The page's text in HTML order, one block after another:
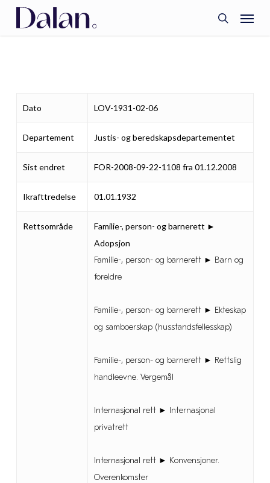
Skip
search
Menu
Dato LOV-1931-02-06
Departement Justis- og beredskapsdepartementet
Sist endret FOR-2008-09-22-1108 fra 01.12.2008
Ikrafttredelse 01.01.1932
Rettsområde
Familie-, person- og barnerett ►
Adopsjon
Familie-, person- og barnerett ► Barn og
foreldre
Familie-, person- og barnerett ► Ekteskap
og samboerskap (husstandsfellesskap)
Familie-, person- og barnerett ► Rettslig
handleevne. Vergemål
Internasjonal rett ► Internasjonal
privatrett
Internasjonal rett ► Konvensjoner.
Overenkomster